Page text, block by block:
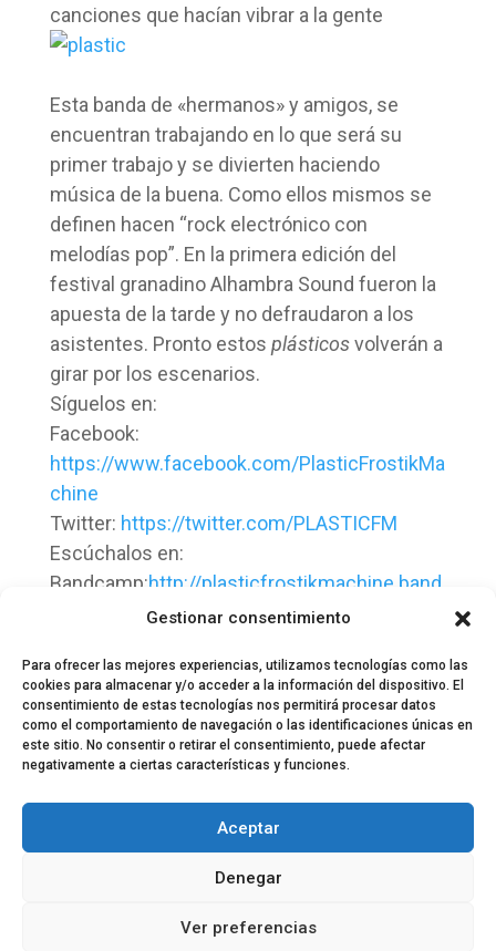
Gestionar consentimiento
Para ofrecer las mejores experiencias, utilizamos tecnologías como las
cookies para almacenar y/o acceder a la información del dispositivo. El
consentimiento de estas tecnologías nos permitirá procesar datos
como el comportamiento de navegación o las identificaciones únicas en
este sitio. No consentir o retirar el consentimiento, puede afectar
negativamente a ciertas características y funciones.
Aceptar
Denegar
Ver preferencias
canciones que hacían vibrar a la gente
Esta banda de «hermanos» y amigos, se
encuentran trabajando en lo que será su
primer trabajo y se divierten haciendo
música de la buena. Como ellos mismos se
definen hacen “rock electrónico con
melodías pop”. En la primera edición del
festival granadino Alhambra Sound fueron la
apuesta de la tarde y no defraudaron a los
asistentes. Pronto estos plásticosvolverán a
girar por los escenarios.
Síguelos en:
Facebook:
https://www.facebook.com/PlasticFrostikMa
chine
Twitter: https://twitter.com/PLASTICFM
Escúchalos en:
Bandcamp:http://plasticfrostikmachine.band
camp.com/
Equipo EPDLT Contacto